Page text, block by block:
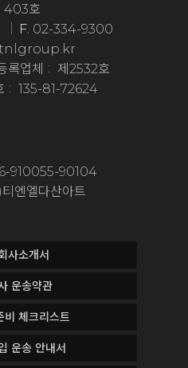
403호
F. 02-334-9300
록업체
제2532호
135-81-72624
910055-90104
티엔엘다산아트
사소개서
운송약관
비 체크리스트
운송 안내서